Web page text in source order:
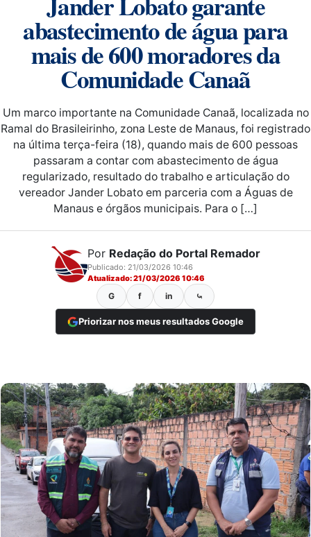
abastecimento de água para
mais de 600 moradores da
Comunidade Canaã
Um marco importante na Comunidade Canaã, localizada no
Ramal do Brasileirinho, zona Leste de Manaus, foi registrado
na última terça-feira (18), quando mais de 600 pessoas
passaram a contar com abastecimento de água
regularizado, resultado do trabalho e articulação do
vereador Jander Lobato em parceria com a Águas de
Manaus e órgãos municipais. Para o […]
Por Redação do Portal Remador
Publicado: 21/03/2026 10:46
Atualizado: 21/03/2026 10:46
G f in ⤿
Priorizar nos meus resultados Google